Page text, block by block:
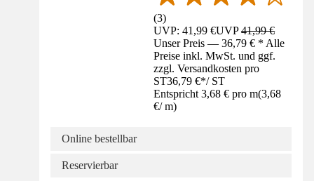
(3)
UVP: 41,99 €UVP41,99 €
Unser Preis — 36,79 € * Alle
Preise inkl. MwSt. und ggf.
zzgl. Versandkosten pro
ST36,79 €*/ ST
Entspricht 3,68 € pro m(3,68
€/ m)
Online bestellbar
Reservierbar